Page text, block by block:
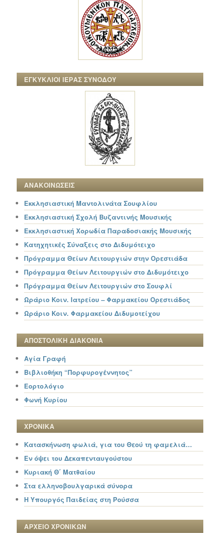
ΕΓΚΥΚΛΙΟΙ ΙΕΡΑΣ ΣΥΝΟΔΟΥ
ΑΝΑΚΟΙΝΩΣΕΙΣ
Εκκλησιαστική Μαντολινάτα Σουφλίου
Εκκλησιαστική Σχολή Βυζαντινής Μουσικής
Εκκλησιαστική Χορωδία Παραδοσιακής Μουσικής
Κατηχητικές Σύναξεις στο Διδυμότειχο
Πρόγραμμα Θείων Λειτουργιών στην Ορεστιάδα
Πρόγραμμα Θείων Λειτουργιών στο Διδυμότειχο
Πρόγραμμα Θείων Λειτουργιών στο Σουφλί
Ωράριο Κοιν. Ιατρείου – Φαρμακείου Ορεστιάδος
Ωράριο Κοιν. Φαρμακείου Διδυμοτείχου
ΑΠΟΣΤΟΛΙΚΗ ΔΙΑΚΟΝΙΑ
Αγία Γραφή
Βιβλιοθήκη “Πορφυρογέννητος”
Εορτολόγιο
Φωνή Κυρίου
ΧΡΟΝΙΚΑ
Κατασκήνωση φωλιά, για του Θεού τη φαμελιά…
Εν όψει του Δεκαπενταυγούστου
Κυριακή Θ΄ Ματθαίου
Στα ελληνοβουλγαρικά σύνορα
Η Υπουργός Παιδείας στη Ρούσσα
ΑΡΧΕΙΟ ΧΡΟΝΙΚΩΝ